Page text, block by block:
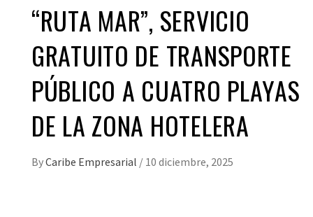
“RUTA MAR”, SERVICIO
GRATUITO DE TRANSPORTE
PÚBLICO A CUATRO PLAYAS
DE LA ZONA HOTELERA
ByCaribe Empresarial / 10 diciembre, 2025